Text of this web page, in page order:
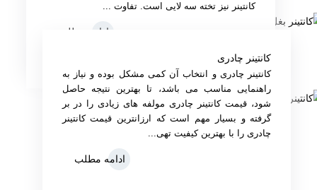
کانتینر نیز تخته‌ سه‌ لایی است. تفاوت‌ ...
ادامه مطلب
کانتینر چادری
کانتینر چادری و انتخاب آن کمی مشکل بوده و نیاز به
راهنمایی مناسب می باشد، تا بهترین نتیجه حاصل
شود، قیمت کانتینر چادری مولفه های زیادی را در بر
گرفته و بسیار مهم است که ارزانترین قیمت کانتینر
چادری را با بهترین کیفیت تهی...
ادامه مطلب